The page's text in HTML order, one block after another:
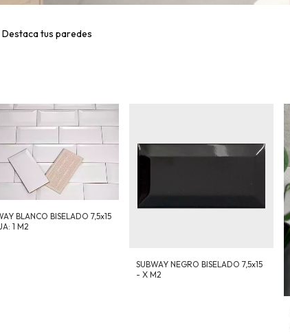
Destaca tus paredes
BLANCO BISELADO 7,5x15
1 M2
SUBWAY NEGRO BISELADO 7,5x15
- X M2